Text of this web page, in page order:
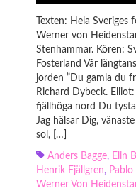
Texten: Hela Sveriges
Werner von
Stenhammar. Kören:
Fosterland Vår
jorden ”Du gamla du
Richard Dybeck.
fjällhöga nord Du
Jag hälsar Dig,
sol, […]
Anders Bagge, Elin
Henrik Fjällgren, Pablo
Werner Von